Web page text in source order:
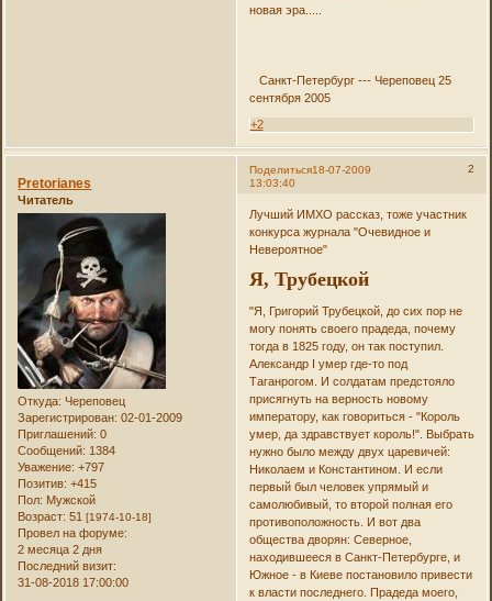
новая эра.....
Санкт-Петербург --- Череповец 25
сентября 2005
+2
Поделиться 2
18-07-2009
13:03:40
Pretorianes
Читатель
Откуда: Череповец
Зарегистрирован: 02-01-2009
Приглашений: 0
Сообщений: 1384
Уважение: +797
Позитив: +415
Пол: Мужской
Возраст: 51[1974-10-18]
Провел на форуме:
2 месяца 2 дня
Последний визит:
31-08-2018 17:00:00
Лучший ИМХО рассказ, тоже участник
конкурса журнала "Очевидное и
Невероятное"
Я, Трубецкой
"Я, Григорий Трубецкой, до сих пор не
могу понять своего прадеда, почему
тогда в 1825 году, он так поступил.
Александр I умер где-то под
Таганрогом. И солдатам предстояло
присягнуть на верность новому
императору, как говориться - "Король
умер, да здравствует король!". Выбрать
нужно было между двух царевичей:
Николаем и Константином. И если
первый был человек упрямый и
самолюбивый, то второй полная его
противоположность. И вот два
общества дворян: Северное,
находившееся в Санкт-Петербурге, и
Южное - в Киеве постановило привести
к власти последнего. Прадеда моего,